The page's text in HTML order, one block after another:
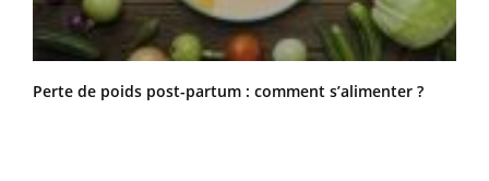
Perte de poids post-partum : comment s’alimenter ?